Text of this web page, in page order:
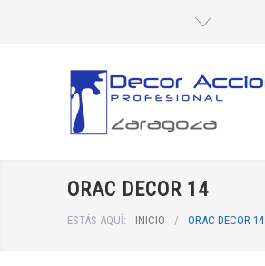
ORAC DECOR 14
ESTÁS AQUÍ: INICIO / ORAC DECOR 14